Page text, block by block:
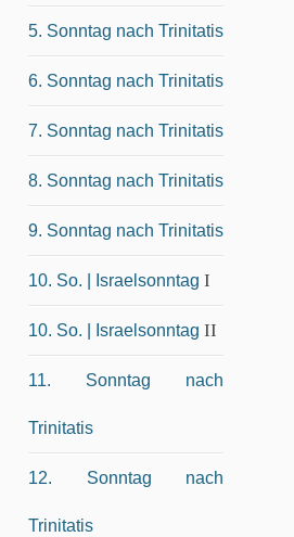
5. Sonntag nach Trinitatis
6. Sonntag nach Trinitatis
7. Sonntag nach Trinitatis
8. Sonntag nach Trinitatis
9. Sonntag nach Trinitatis
10. So. | Israelsonntag I
10. So. | Israelsonntag II
11. Sonntag nach
Trinitatis
12. Sonntag nach
Trinitatis